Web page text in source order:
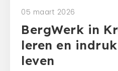
05 maart 2026
BergWerk in
leren en
leven